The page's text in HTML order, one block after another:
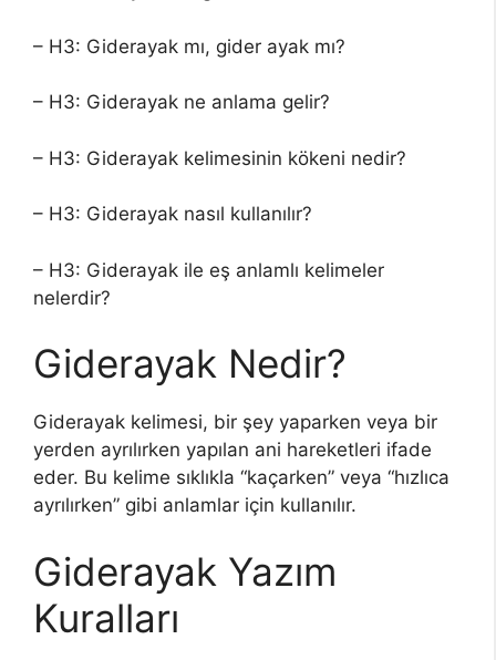
– H3: Giderayak mı, gider ayak mı?
– H3: Giderayak ne anlama gelir?
– H3: Giderayak kelimesinin kökeni nedir?
– H3: Giderayak nasıl kullanılır?
– H3: Giderayak ile eş anlamlı kelimeler
nelerdir?
Giderayak Nedir?
Giderayak kelimesi, bir şey yaparken veya bir
yerden ayrılırken yapılan ani hareketleri ifade
eder. Bu kelime sıklıkla “kaçarken” veya “hızlıca
ayrılırken” gibi anlamlar için kullanılır.
Giderayak Yazım
Kuralları